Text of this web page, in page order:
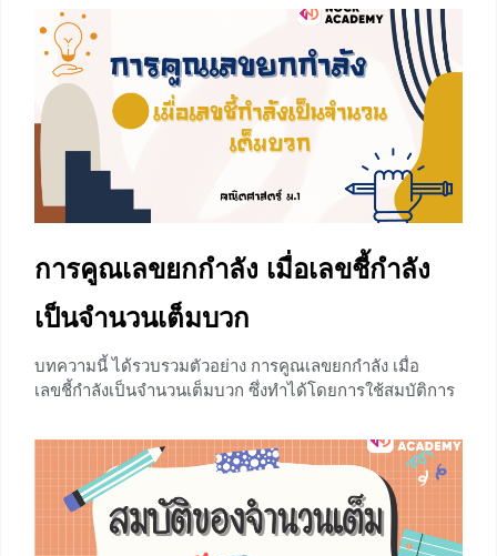
ละเอียด แต่ก่อนที่น้องๆจะได้เรียนรู้เรื่องนี้น้องสามารถ
ทบทวน การเขียนเลขยกกำลังที่มีเลขชี้กำลังเป็นจำนวนเต็ม
บวก และ การคูณเลขยกกำลัง เมื่อเลขชี้กำลังเป็นจำนวนเต็ม
บวก (กดลิ้งค์ที่ข้อความได้เลยค่ะ) ซึ่งจะทำให้น้องๆ ได้เรียนรู้
เรื่องต่างๆอย่างง่ายดาย ซึ่งได้นำเสนออกมาในรูปแบบที่เข้าใจ
ง่าย ทำให้น้องๆสนุกกับการเรียนคณิตศาสตร์ ฝึกการเขียน
จำนวนในรูปเลขยกกำลังที่มีฐานเป็น 10 ดังนี้ 10 = 10 = 10¹
+2
การคูณเลขยกกำลัง เมื่อเลขชี้กำลัง
เป็นจำนวนเต็มบวก
บทความนี้ ได้รวบรวมตัวอย่าง การคูณเลขยกกำลัง เมื่อ
เลขชี้กำลังเป็นจำนวนเต็มบวก ซึ่งทำได้โดยการใช้สมบัติการ
เลขยกกำลัง เมื่อเลขชี้กำลังเป็นจำนวนเต็มบวก ให้น้องๆ ไป
ศึกษาเรื่อง การเขียนเลขยกกำลังที่มีเลขชี้กำลังเป็นจำนวนเต็ม
บวก การคูณเลขยกกำลัง เมื่อเลขชี้กำลังเป็นจำนวนเต็มบวก
สมบัติของการคูณเลขยกกำลัง ถ้า a เป็นจำนวนใดๆ m และ n
เป็นจำนวนเต็มบวก แล้ว 1) am x an